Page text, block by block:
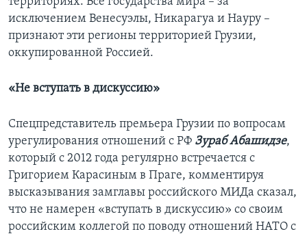
исключением Венесуэлы, Никарагуа и Науру –
признают эти регионы территорией Грузии,
оккупированной Россией.
«Не вступать в дискуссию»
Спецпредставитель премьера Грузии по вопросам
урегулирования отношений с РФ Зураб Абашидзе,
который с 2012 года регулярно встречается с
Григорием Карасиным в Праге, комментируя
высказывания замглавы российского МИДа сказал,
что не намерен «вступать в дискуссию» со своим
российским коллегой по поводу отношений НАТО с